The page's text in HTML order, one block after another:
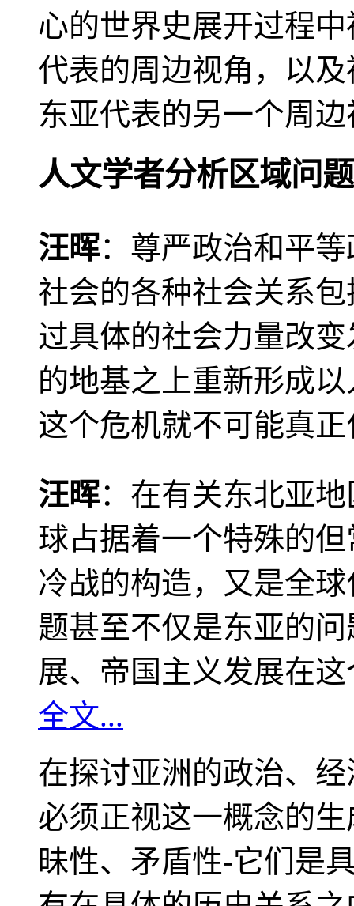
心的世界史展开过程
代表的周边视角，以
东亚代表的另一个周
人文学者分析区域问题
汪晖：尊严政治和平
社会的各种社会关系
过具体的社会力量改
的地基之上重新形成
这个危机就不可能真
汪晖：在有关东北亚
球占据着一个特殊的
冷战的构造，又是全
题甚至不仅是东亚的
展、帝国主义发展在
全文...
在探讨亚洲的政治、
必须正视这一概念的
昧性、矛盾性-它们是